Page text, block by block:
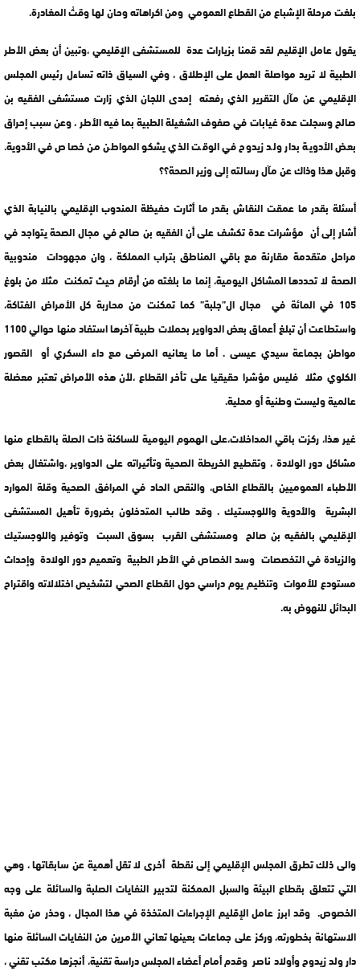
بلغت مرحلة الإشباع من القطاع العمومي ومن اكراهاته وحان لها وقتُ المغادرة.
يقول عامل الإقليم لقد قمنا بزيارات عدة للمستشفى الإقليمي ،وتبين أن بعض الأطر
الطبية لا تريد مواصلة العمل على الإطلاق ، وفي السياق ذاته تساءل رئيس المجلس
الإقليمي عن مآل التقرير الذي رفعته إحدى اللجان الذي زارت مستشفى الفقيه بن
صالح وسجلت عدة غيابات في صفوف الشغيلة الطبية بما فيه الأطر ، وعن سبب إحراق
بعض الأدوية بدار ولد زيدوح في الوقت الذي يشكو المواطن من خصاص في الأدوية.
وقبل هذا وذاك عن مآل رسالته إلى وزير الصحة؟؟
أسئلة بقدر ما عمقت النقاش بقدر ما أثارت حفيظة المندوب الإقليمي بالنيابة الذي
أشار إلى أن مؤشرات عدة تكشف على أن الفقيه بن صالح في مجال الصحة يتواجد في
مراحل متقدمة مقارنة مع باقي المناطق بتراب المملكة ، وان مجهودات مندوبية
الصحة لا تحددها المشاكل اليومية، إنما ما بلغته من أرقام حيث تمكنت مثلا من بلوغ
105 في المائة في مجال ال”جلبة” كما تمكنت من محاربة كل الأمراض الفتاكة،
واستطاعت أن تبلغ أعماق بعض الدواوير بحملات طبية آخرها استفاد منها حوالي 1100
مواطن بجماعة سيدي عيسى . أما ما يعانيه المرضى مع داء السكري أو القصور
الكلوي مثلا فليس مؤشرا حقيقيا على تأخر القطاع ،لأن هذه الأمراض تعتبر معضلة
عالمية وليست وطنية أو محلية.
غير هذا، ركزت باقي المداخلات،على الهموم اليومية للساكنة ذات الصلة بالقطاع منها
مشاكل دور الولادة ، وتقطيع الخريطة الصحية وتأثيراته على الدواوير ،واشتغال بعض
الأطباء العموميين بالقطاع الخاص، والنقص الحاد في المرافق الصحية وقلة الموارد
البشرية والأدوية واللوجستيك . وقد طالب المتدخلون بضرورة تأهيل المستشفى
الإقليمي بالفقيه بن صالح ومستشفى القرب بسوق السبت وتوفير واللوجستيك
والزيادة في التخصصات وسد الخصاص في الأطر الطبية وتعميم دور الولادة وإحداث
مستودع للأموات وتنظيم يوم دراسي حول القطاع الصحي لتشخيص اختلالاته واقتراح
البدائل للنهوض به.
والى ذلك تطرق المجلس الإقليمي إلى نقطة أخرى لا تقل أهمية عن سابقاتها ، وهي
التي تتعلق بقطاع البيئة والسبل الممكنة لتدبير النفايات الصلبة والسائلة على وجه
الخصوص. وقد ابرز عامل الإقليم الإجراءات المتخذة في هذا المجال ، وحذر من مغبة
الاستهانة بخطورته، وركز على جماعات بعينها تعاني الأمرين من النفايات السائلة منها
دار ولد زيدوح وأولاد ناصر وقدم أمام أعضاء المجلس دراسة تقنية، أنجزها مكتب تقني ،